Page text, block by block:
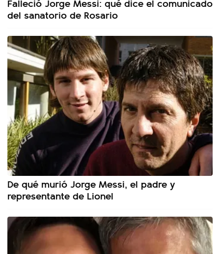
del sanatorio de Rosario
De qué murió Jorge Messi, el padre y
representante de Lionel